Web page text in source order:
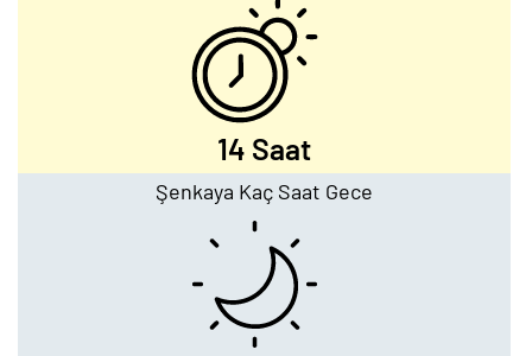
14 Saat
Şenkaya Kaç Saat Gece